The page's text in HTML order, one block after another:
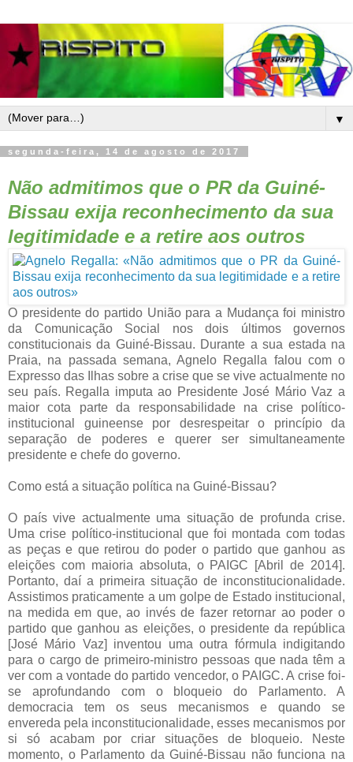
▼
segunda-feira, 14 de agosto de 2017
Não admitimos que o PR da Guiné-
Bissau exija reconhecimento da sua
legitimidade e a retire aos outros
O presidente do partido União para a Mudança foi ministro
da Comunicação Social nos dois últimos governos
constitucionais da Guiné-Bissau. Durante a sua estada na
Praia, na passada semana, Agnelo Regalla falou com o
Expresso das Ilhas sobre a crise que se vive actualmente no
seu país. Regalla imputa ao Presidente José Mário Vaz a
maior cota parte da responsabilidade na crise político-
institucional guineense por desrespeitar o princípio da
separação de poderes e querer ser simultaneamente
presidente e chefe do governo.
Como está a situação política na Guiné-Bissau?
O país vive actualmente uma situação de profunda crise.
Uma crise político-institucional que foi montada com todas
as peças e que retirou do poder o partido que ganhou as
eleições com maioria absoluta, o PAIGC [Abril de 2014].
Portanto, daí a primeira situação de inconstitucionalidade.
Assistimos praticamente a um golpe de Estado institucional,
na medida em que, ao invés de fazer retornar ao poder o
partido que ganhou as eleições, o presidente da república
[José Mário Vaz] inventou uma outra fórmula indigitando
para o cargo de primeiro-ministro pessoas que nada têm a
ver com a vontade do partido vencedor, o PAIGC. A crise foi-
se aprofundando com o bloqueio do Parlamento. A
democracia tem os seus mecanismos e quando se
envereda pela inconstitucionalidade, esses mecanismos por
si só acabam por criar situações de bloqueio. Neste
momento, o Parlamento da Guiné-Bissau não funciona na